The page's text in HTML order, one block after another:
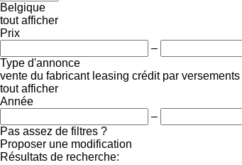
Belgique
tout afficher
Prix
–
Type d'annonce
vente du fabricant leasing crédit par versements
tout afficher
Année
–
Pas assez de filtres ?
Proposer une modification
Résultats de recherche: